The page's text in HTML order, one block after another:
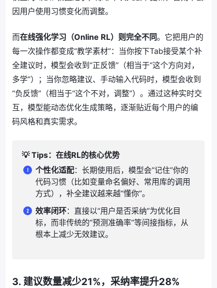
因用户使用习惯变化而调整。
而在线强化学习（Online RL）则完全不同。它把用户的
每一次操作都变成“教学素材”：当你按下Tab接受某个补
全建议时，模型会收到“正反馈”（相当于“这个方向对，
多学”）；当你忽略建议、手动输入代码时，模型会收到
“负反馈”（相当于“这个不对，调整”）。通过这种实时交
互，模型能动态优化生成策略，逐渐贴近每个用户的编
码风格和真实需求。
💡 Tips：在线RL的核心优势
个性化适配：长期使用后，模型会“记住”你的
代码习惯（比如变量命名偏好、常用库的调用
方式），补全建议越来越“懂你”。
效率闭环：直接以“用户是否采纳”为优化目
标，而非传统的“预测准确率”等间接指标，从
根本上减少无效建议。
3. 建议数量减少21%，采纳率提升28%